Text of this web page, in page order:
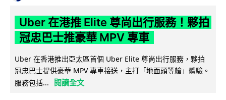
Uber 在港推 Elite 尊尚出行服務！夥拍
冠忠巴士推豪華 MPV 專車
Uber 在香港推出亞太區首個 Uber Elite 尊尚出行服務，夥拍
冠忠巴士提供豪華 MPV 專車接送，主打「地面頭等艙」體驗。
服務包括...
閱讀全文